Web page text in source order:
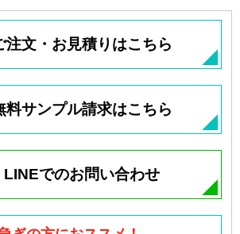
注文・お見積りはこちら
料サンプル請求はこちら
でのお問い合わせ